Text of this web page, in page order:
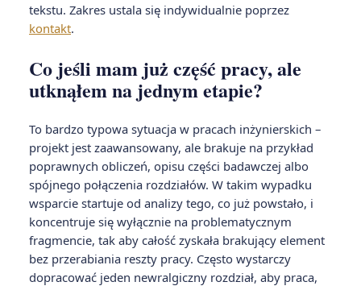
tekstu. Zakres ustala się indywidualnie poprzez
kontakt.
Co jeśli mam już część pracy, ale
utknąłem na jednym etapie?
To bardzo typowa sytuacja w pracach inżynierskich –
projekt jest zaawansowany, ale brakuje na przykład
poprawnych obliczeń, opisu części badawczej albo
spójnego połączenia rozdziałów. W takim wypadku
wsparcie startuje od analizy tego, co już powstało, i
koncentruje się wyłącznie na problematycznym
fragmencie, tak aby całość zyskała brakujący element
bez przerabiania reszty pracy. Często wystarczy
dopracować jeden newralgiczny rozdział, aby praca,